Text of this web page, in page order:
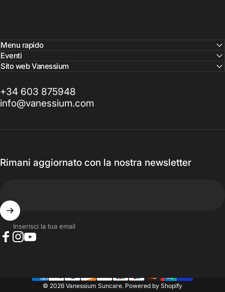
Menu rapido
Eventi
Sito web Vanessium
+34 603 875948
info@vanessium.com
Rimani aggiornato con la nostra newsletter
Inserisci la tua email
© 2026 Vanessium Suncare. Powered by Shopify